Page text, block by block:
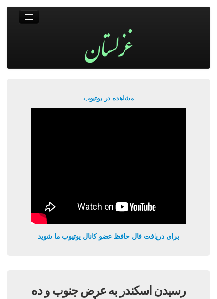
مشاهده در یوتیوب
برای دریافت فال حافظ عضو کانال یوتیوب ما شوید
رسيدن اسکندر به عرض جنوب و ده